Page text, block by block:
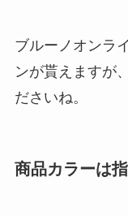
ブルーノオンラ
ンが貰えますが
ださいね。
商品カラーは